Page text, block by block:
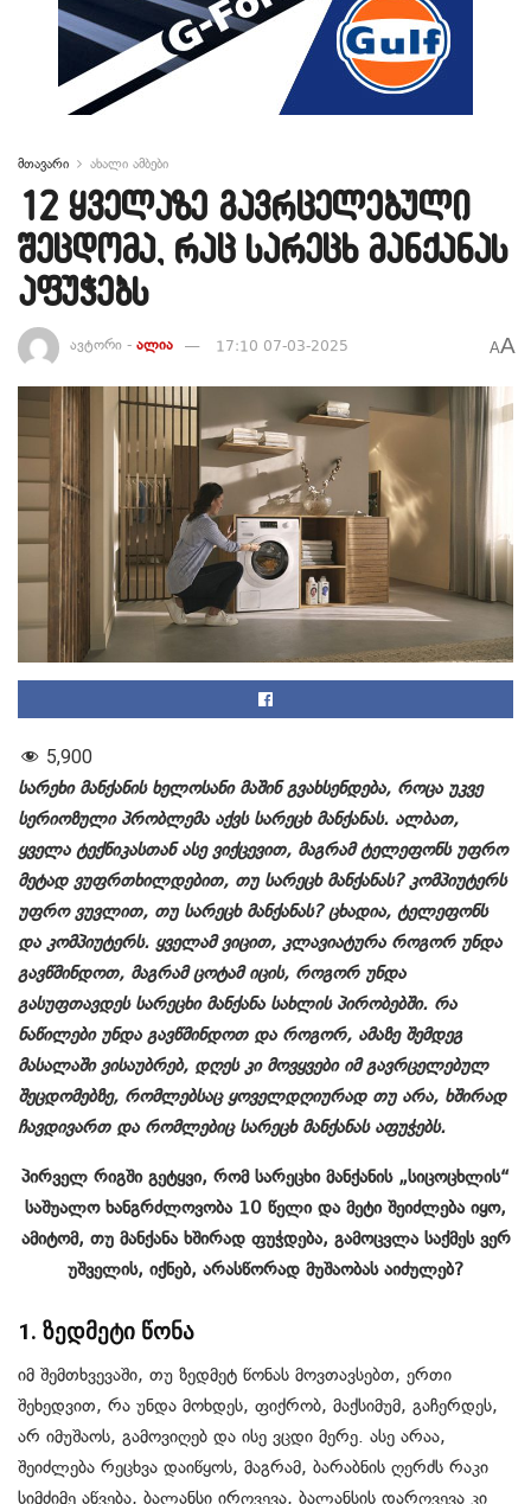
მთავარი ახალი ამბები
12 ყველაზე გავრცელებული
შეცდომა, რაც სარეცხ მანქანას
აფუჭებს
ავტორი - ალია 17:10 07-03-2025 AA
5,900
სარეხი მანქანის ხელოსანი მაშინ გვახსენდება, როცა უკვე
სერიოზული პრობლემა აქვს სარეცხ მანქანას. ალბათ,
ყველა ტექნიკასთან ასე ვიქცევით, მაგრამ ტელეფონს უფრო
მეტად ვუფრთხილდებით, თუ სარეცხ მანქანას? კომპიუტერს
უფრო ვუვლით, თუ სარეცხ მანქანას? ცხადია, ტელეფონს
და კომპიუტერს. ყველამ ვიცით, კლავიატურა როგორ უნდა
გავწმინდოთ, მაგრამ ცოტამ იცის, როგორ უნდა
გასუფთავდეს სარეცხი მანქანა სახლის პირობებში. რა
ნაწილები უნდა გავწმინდოთ და როგორ, ამაზე შემდეგ
მასალაში ვისაუბრებ, დღეს კი მოვყვები იმ გავრცელებულ
შეცდომებზე, რომლებსაც ყოველდღიურად თუ არა, ხშირად
ჩავდივართ და რომლებიც სარეცხ მანქანას აფუჭებს.
პირველ რიგში გეტყვი, რომ სარეცხი მანქანის „სიცოცხლის“
საშუალო ხანგრძლოვობა 10 წელი და მეტი შეიძლება იყო,
ამიტომ, თუ მანქანა ხშირად ფუჭდება, გამოცვლა საქმეს ვერ
უშველის, იქნებ, არასწორად მუშაობას აიძულებ?
1. ზედმეტი წონა
იმ შემთხვევაში, თუ ზედმეტ წონას მოვთავსებთ, ერთი
შეხედვით, რა უნდა მოხდეს, ფიქრობ, მაქსიმუმ, გაჩერდეს,
არ იმუშაოს, გამოვიღებ და ისე ვცდი მერე. ასე არაა,
შეიძლება რეცხვა დაიწყოს, მაგრამ, ბარაბნის ღერძს რაკი
სიმძიმე აწვება, ბალანსი ირღვევა, ბალანსის დარღვევა კი